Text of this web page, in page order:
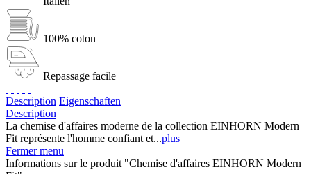
100% coton
Repassage facile
Description Eigenschaften
Description
La chemise d'affaires moderne de la collection EINHORN Modern
Fit représente l'homme confiant et...plus
Fermer menu
Informations sur le produit "Chemise d'affaires EINHORN Modern